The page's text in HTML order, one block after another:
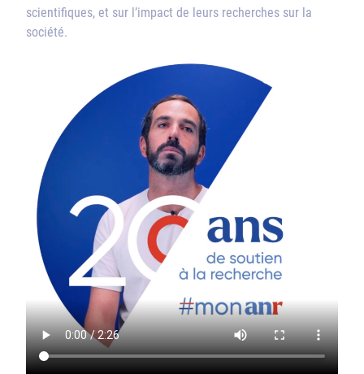
scientifiques, et sur l’impact de leurs recherches sur la
société.